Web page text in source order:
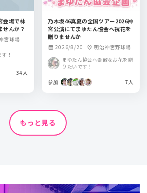
会場で林
せんか？
宮球場
！
34人
乃木坂46真夏の全国ツアー2026神
宮公演にてまゆたん協会へ祝花を
贈りませんか
calendar_month 2026/8/20 location_on 明治神宮野球場
まゆたん協会へ素敵なお花を贈
りたいです！
参加 7人
もっと見る